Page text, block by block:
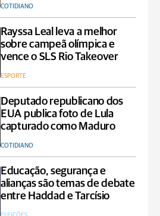
COTIDIANO
Rayssa Leal leva a melhor
sobre campeã olímpica e
vence o SLS Rio Takeover
ESPORTE
Deputado republicano dos
EUA publica foto de Lula
capturado como Maduro
COTIDIANO
Educação, segurança e
alianças são temas de debate
entre Haddad e Tarcísio